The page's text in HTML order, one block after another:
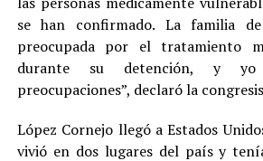
se han confirmado. La familia
preocupada por el tratamiento
durante su detención, y yo
preocupaciones”, declaró la
López Cornejo llegó a Estados
vivió en dos lugares del país y